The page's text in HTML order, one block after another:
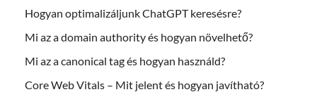
Hogyan optimalizáljunk ChatGPT keresésre?
Mi az a domain authority és hogyan növelhető?
Mi az a canonical tag és hogyan használd?
Core Web Vitals – Mit jelent és hogyan javítható?